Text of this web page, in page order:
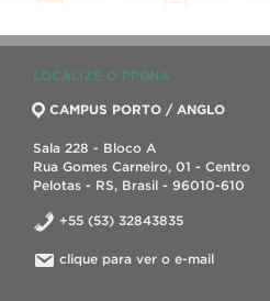
LOCALIZE O PPGNA
CAMPUS PORTO / ANGLO
Sala 228 - Bloco A
Rua Gomes Carneiro, 01 - Centro
Pelotas - RS, Brasil - 96010-610
+55 (53) 32843835
clique para ver o e-mail